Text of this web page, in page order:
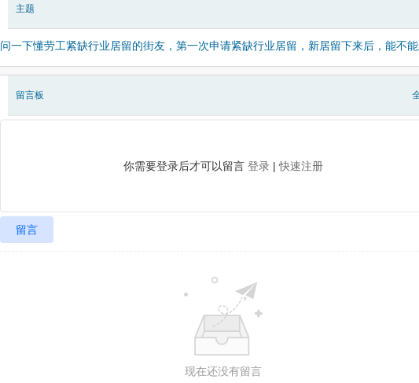
主题
问一下懂劳工紧缺行业居留的街友，第一次申请紧缺行业居留，新居留下来后，能不能
留言板
你需要登录后才可以留言 登录 |快速注册
留言
现在还没有留言